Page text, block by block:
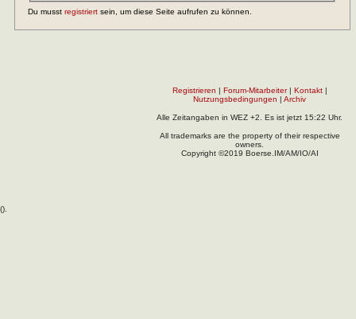
Du musst registriert sein, um diese Seite aufrufen zu können.
Registrieren | Forum-Mitarbeiter| Kontakt|
Nutzungsbedingungen | Archiv
Alle Zeitangaben in WEZ +2. Es ist jetzt 15:22 Uhr.
All trademarks are the property of their respective
owners.
Copyright ©2019 Boerse.IM/AM/IO/AI
().